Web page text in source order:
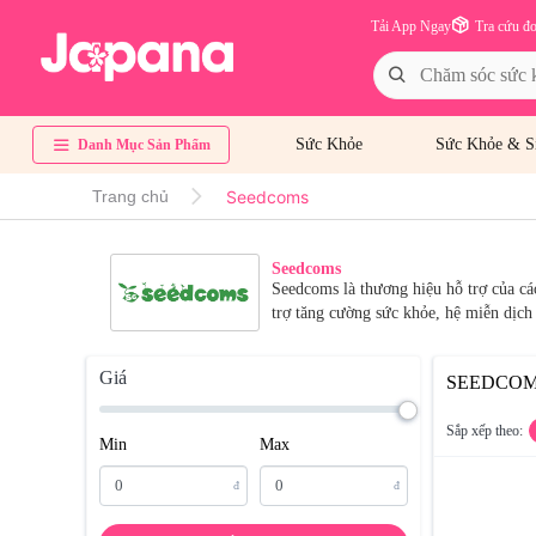
Tra cứu
Tải App Ngay
Danh Mục Sản Phẩm Sức Khỏe Sức Khỏe &
Trang chủ Seedcoms
Seedcoms
Seedcoms là thương hiệu hỗ trợ của
trợ tăng cường sức khỏe, hệ miễn dịch
Giá
Min
đ
Max
đ
Sắp xếp theo: